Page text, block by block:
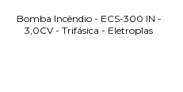
Bomba Incêndio - ECS-300 IN -
3,0CV - Trifásica - Eletroplas